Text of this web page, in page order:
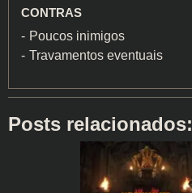
CONTRAS
Poucos inimigos
Travamentos eventuais
Posts relacionados: